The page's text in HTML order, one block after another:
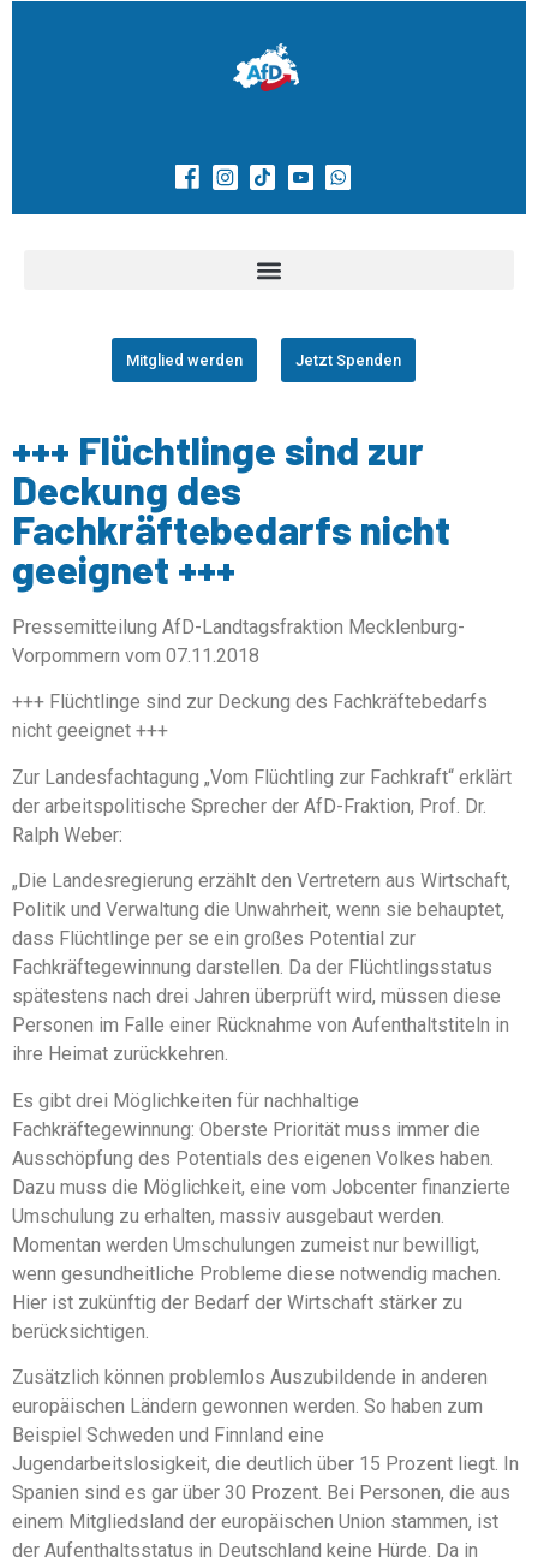
Mitglied werden Jetzt Spenden
+++ Flüchtlinge sind zur
Deckung des
Fachkräftebedarfs nicht
geeignet +++
Pressemitteilung AfD-Landtagsfraktion Mecklenburg-
Vorpommern vom 07.11.2018
+++ Flüchtlinge sind zur Deckung des Fachkräftebedarfs
nicht geeignet +++
Zur Landesfachtagung „Vom Flüchtling zur Fachkraft“ erklärt
der arbeitspolitische Sprecher der AfD-Fraktion, Prof. Dr.
Ralph Weber:
„Die Landesregierung erzählt den Vertretern aus Wirtschaft,
Politik und Verwaltung die Unwahrheit, wenn sie behauptet,
dass Flüchtlinge per se ein großes Potential zur
Fachkräftegewinnung darstellen. Da der Flüchtlingsstatus
spätestens nach drei Jahren überprüft wird, müssen diese
Personen im Falle einer Rücknahme von Aufenthaltstiteln in
ihre Heimat zurückkehren.
Es gibt drei Möglichkeiten für nachhaltige
Fachkräftegewinnung: Oberste Priorität muss immer die
Ausschöpfung des Potentials des eigenen Volkes haben.
Dazu muss die Möglichkeit, eine vom Jobcenter finanzierte
Umschulung zu erhalten, massiv ausgebaut werden.
Momentan werden Umschulungen zumeist nur bewilligt,
wenn gesundheitliche Probleme diese notwendig machen.
Hier ist zukünftig der Bedarf der Wirtschaft stärker zu
berücksichtigen.
Zusätzlich können problemlos Auszubildende in anderen
europäischen Ländern gewonnen werden. So haben zum
Beispiel Schweden und Finnland eine
Jugendarbeitslosigkeit, die deutlich über 15 Prozent liegt. In
Spanien sind es gar über 30 Prozent. Bei Personen, die aus
einem Mitgliedsland der europäischen Union stammen, ist
der Aufenthaltsstatus in Deutschland keine Hürde. Da in